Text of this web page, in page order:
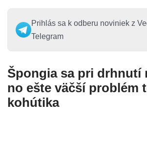
Prihlás sa k odberu noviniek z
Telegram
Špongia sa pri drhnutí
no ešte väčší problém
kohútika